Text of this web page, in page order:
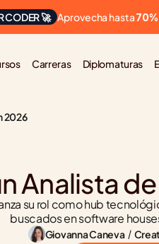
CODER 🚀 Aprovecha hasta 70%
Carreras Diplomaturas
2026
Analista
su rol como hub
buscados en software
Giovanna Caneva /